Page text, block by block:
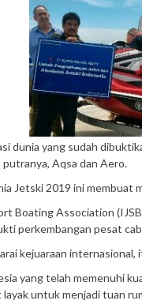
dunia yang sudah
Aqsa dan Aero.
Jetski 2019 ini
Boating Association
perkembangan pesat
kejuaraan internasional,
yang telah memenuhi
untuk menjadi tuan